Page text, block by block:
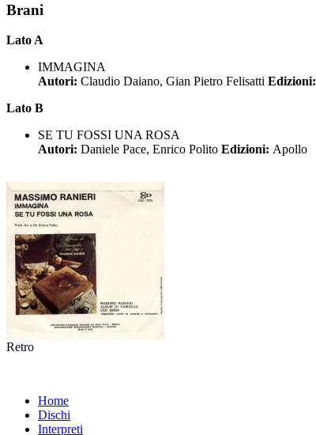
Brani
Lato A
IMMAGINA
Autori: Claudio Daiano, Gian Pietro Felisatti Edizioni:
Lato B
SE TU FOSSI UNA ROSA
Autori: Daniele Pace, Enrico Polito Edizioni: Apollo
Retro
Home
Dischi
Interpreti